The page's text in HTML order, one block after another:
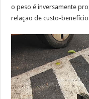
o peso é inversamente
relação de custo-